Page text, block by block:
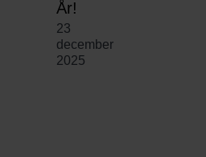
År!
23
december
2025